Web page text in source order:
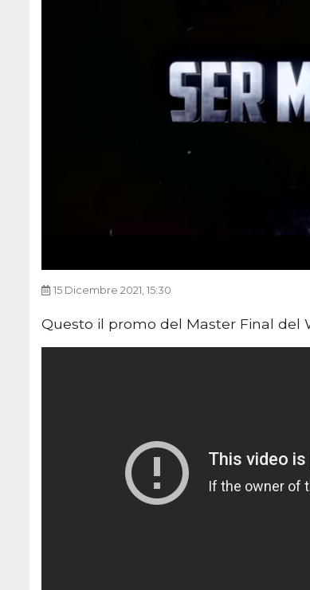
15 Dicembre 2021, 15:30
Questo il promo del Master Final del